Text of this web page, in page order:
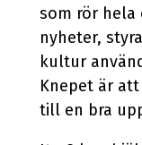
som rör hela
nyheter,
kultur
Knepet är
till en bra